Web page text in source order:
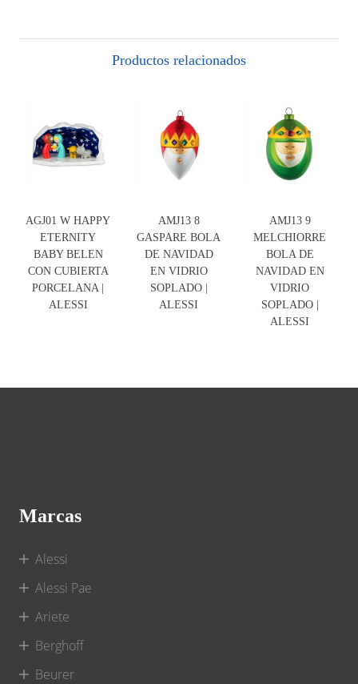
Productos relacionados
AGJ01 W HAPPY
ETERNITY
BABY BELEN
CON CUBIERTA
PORCELANA |
ALESSI
AMJ13 8
GASPARE BOLA
DE NAVIDAD
EN VIDRIO
SOPLADO |
ALESSI
AMJ13 9
MELCHIORRE
BOLA DE
NAVIDAD EN
VIDRIO
SOPLADO |
ALESSI
Marcas
Alessi
Alessi Pae
Ariete
Berghoff
Beurer